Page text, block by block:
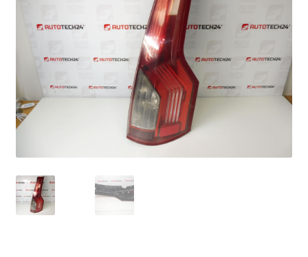
Můj účet
O nás
Obchodní podmínky
Platby